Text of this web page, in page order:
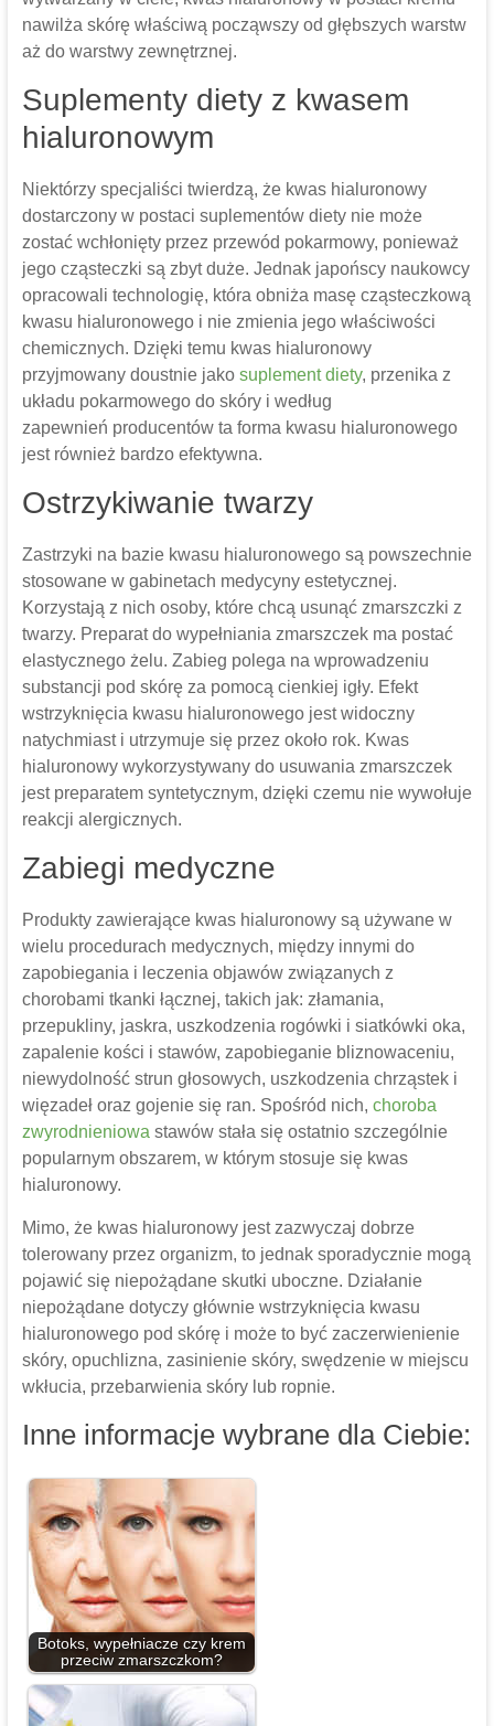
nawilża skórę właściwą począwszy od głębszych warstw
aż do warstwy zewnętrznej.
Suplementy diety z kwasem
hialuronowym
Niektórzy specjaliści twierdzą, że kwas hialuronowy
dostarczony w postaci suplementów diety nie może
zostać wchłonięty przez przewód pokarmowy, ponieważ
jego cząsteczki są zbyt duże. Jednak japońscy naukowcy
opracowali technologię, która obniża masę cząsteczkową
kwasu hialuronowego i nie zmienia jego właściwości
chemicznych. Dzięki temu kwas hialuronowy
przyjmowany doustnie jako suplement diety, przenika z
układu pokarmowego do skóry i według
zapewnień producentów ta forma kwasu hialuronowego
jest również bardzo efektywna.
Ostrzykiwanie twarzy
Zastrzyki na bazie kwasu hialuronowego są powszechnie
stosowane w gabinetach medycyny estetycznej.
Korzystają z nich osoby, które chcą usunąć zmarszczki z
twarzy. Preparat do wypełniania zmarszczek ma postać
elastycznego żelu. Zabieg polega na wprowadzeniu
substancji pod skórę za pomocą cienkiej igły. Efekt
wstrzyknięcia kwasu hialuronowego jest widoczny
natychmiast i utrzymuje się przez około rok. Kwas
hialuronowy wykorzystywany do usuwania zmarszczek
jest preparatem syntetycznym, dzięki czemu nie wywołuje
reakcji alergicznych.
Zabiegi medyczne
Produkty zawierające kwas hialuronowy są używane w
wielu procedurach medycznych, między innymi do
zapobiegania i leczenia objawów związanych z
chorobami tkanki łącznej, takich jak: złamania,
przepukliny, jaskra, uszkodzenia rogówki i siatkówki oka,
zapalenie kości i stawów, zapobieganie bliznowaceniu,
niewydolność strun głosowych, uszkodzenia chrząstek i
więzadeł oraz gojenie się ran. Spośród nich, choroba
zwyrodnieniowa stawów stała się ostatnio szczególnie
popularnym obszarem, w którym stosuje się kwas
hialuronowy.
Mimo, że kwas hialuronowy jest zazwyczaj dobrze
tolerowany przez organizm, to jednak sporadycznie mogą
pojawić się niepożądane skutki uboczne. Działanie
niepożądane dotyczy głównie wstrzyknięcia kwasu
hialuronowego pod skórę i może to być zaczerwienienie
skóry, opuchlizna, zasinienie skóry, swędzenie w miejscu
wkłucia, przebarwienia skóry lub ropnie.
Inne informacje wybrane dla Ciebie:
Botoks, wypełniacze czy krem
przeciw zmarszczkom?